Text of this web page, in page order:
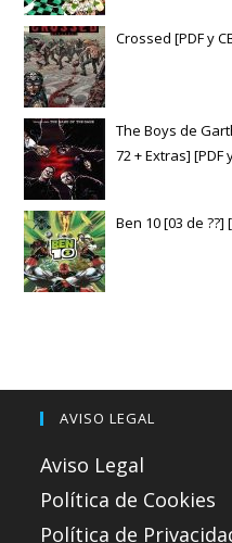
Crossed [PDF y
The Boys de
72 + Extras] [PDF
Ben 10 [03 de
AVISO LEGAL
Aviso Legal
Política de Cookies
Política de